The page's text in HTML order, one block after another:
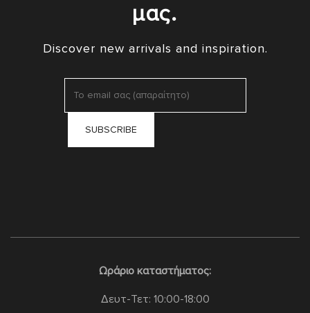
μας.
Discover new arrivals and inspiration.
Ωράριο καταστήματος:
Δευτ-Τετ: 10:00-18:00